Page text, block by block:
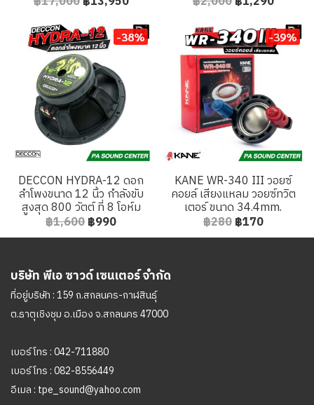
-38%
DECCON HYDRA-12 ดอก
ลำโพงขนาด 12 นิ้ว กำลังขับ
สูงสุด 800 วัตต์ ที่ 8 โอห์ม
฿1,600฿990
-39%
KANE WR-340 III วอยซ์
คอยล์ เสียงแหลม วอยซ์ทวิต
เตอร์ ขนาด 34.4mm.
฿280 ฿170
บริษัท พีเอ ซาวด์ เซนเตอร์ จำกัด
ที่อยู่บริษัท : 159 ถ.สกลนคร-กาฬสินธุ์
ต.ธาตุเชิงชุม อ.เมือง จ.สกลนคร 47000
เบอร์โทร :042-711880
เบอร์โทร :082-8556449
อีเมล : tpe_sound@yahoo.com